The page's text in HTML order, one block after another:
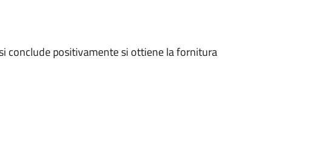
conclude positivamente si ottiene la fornitura